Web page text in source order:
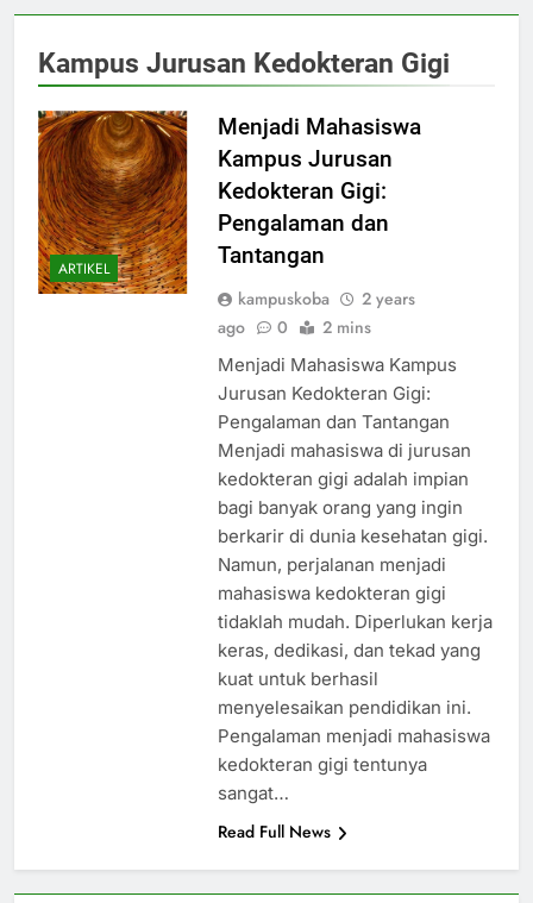
Kampus Jurusan Kedokteran Gigi
ARTIKEL
Menjadi Mahasiswa
Kampus Jurusan
Kedokteran Gigi:
Pengalaman dan
Tantangan
kampuskoba
2 years
ago
0 2 mins
Menjadi Mahasiswa Kampus
Jurusan Kedokteran Gigi:
Pengalaman dan Tantangan
Menjadi mahasiswa di jurusan
kedokteran gigi adalah impian
bagi banyak orang yang ingin
berkarir di dunia kesehatan gigi.
Namun, perjalanan menjadi
mahasiswa kedokteran gigi
tidaklah mudah. Diperlukan kerja
keras, dedikasi, dan tekad yang
kuat untuk berhasil
menyelesaikan pendidikan ini.
Pengalaman menjadi mahasiswa
kedokteran gigi tentunya
sangat…
Read Full News